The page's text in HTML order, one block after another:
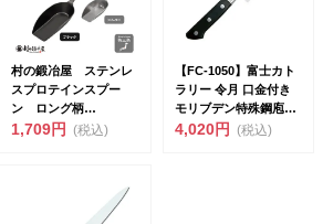
村の鍛冶屋 ステンレ
スプロテインスプー
ン ロング柄
23cm<br>金属洋...
1,709円 (税込)
【FC-1050】富士カト
ラリー 令月 口金付き
モリブデン特殊鋼庖丁
小型三徳 14...
4,020円 (税込)